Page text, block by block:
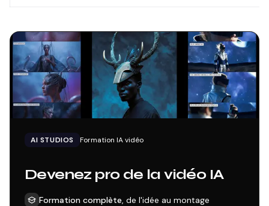
AI STUDIOS Formation IA vidéo
Devenez pro de la vidéo IA
Formation complète, de l'idée au montage